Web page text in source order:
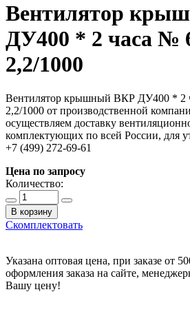
Вентилятор
ДУ400 * 2 часа №
2,2/1000
Вентилятор крышный ВКР ДУ400 * 2
2,2/1000 от производственной
осуществляем доставку
комплектующих по всей России, для
+7 (499) 272-69-61
Цена по запросу
Количество:
В корзину
Скомплектовать
Указана оптовая цена, при заказе от
оформления заказа на сайте,
Вашу цену!